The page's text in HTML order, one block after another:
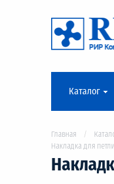
Каталог
Главная
Накладка для